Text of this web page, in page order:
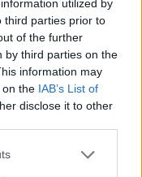
utilized by
third parties prior to
of the further
by third parties on the
information may
on the IAB’s List of
disclose it to other